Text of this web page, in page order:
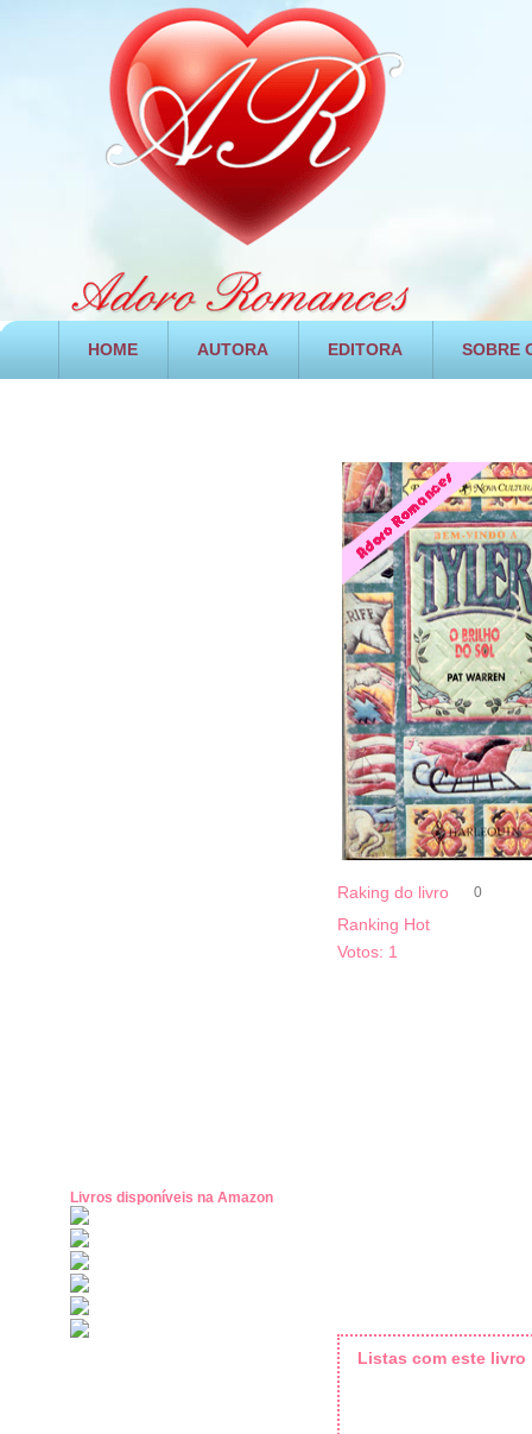
HOME AUTORA EDITORA SOBRE
Livros disponíveis na Amazon
Raking do livro 0
Ranking Hot
Votos: 1
Listas com este livro